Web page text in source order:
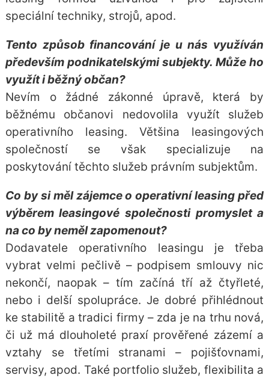
speciální techniky, strojů, apod.
Tento způsob financování je u nás využíván
především podnikatelskými subjekty. Může ho
využít i běžný občan?
Nevím o žádné zákonné úpravě, která by
běžnému občanovi nedovolila využít služeb
operativního leasing. Většina leasingových
společností se však specializuje na
poskytování těchto služeb právním subjektům.
Co by si měl zájemce o operativní leasing před
výběrem leasingové společnosti promyslet a
na co by neměl zapomenout?
Dodavatele operativního leasingu je třeba
vybrat velmi pečlivě – podpisem smlouvy nic
nekončí, naopak – tím začíná tří až čtyřleté,
nebo i delší spolupráce. Je dobré přihlédnout
ke stabilitě a tradici firmy – zda je na trhu nová,
či už má dlouholeté praxí prověřené zázemí a
vztahy se třetími stranami – pojišťovnami,
servisy, apod. Také portfolio služeb, flexibilita a